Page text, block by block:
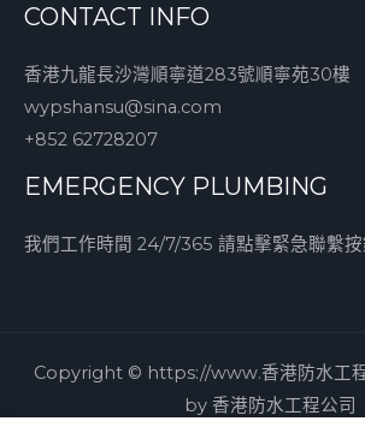
CONTACT INFO
香港九龍長沙灣順寧道283號順寧苑30樓
wypshansu@sina.com
+852 62728207
EMERGENCY PLUMBING
我們工作時間 24/7/365 請點擊緊急聯繫
Copyright © https://www.香港防水工
by 香港防水工程公司